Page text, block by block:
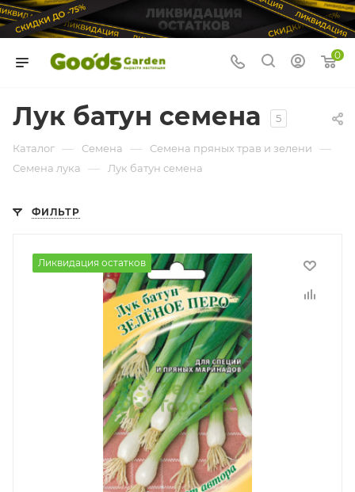
0
Лук батун семена 5
Каталог — Семена — Семена пряных трав и зелени —
Семена лука — Лук батун семена
ФИЛЬТР
Ликвидация остатков